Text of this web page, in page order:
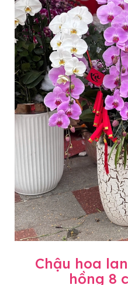
Chậu hoa
hồng 8